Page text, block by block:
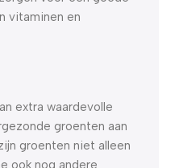
vitaminen en
extra waardevolle
groenten aan
groenten niet alleen
ook nog andere